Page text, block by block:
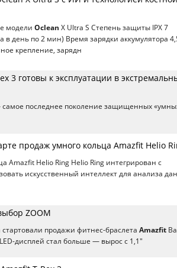
модели Oclean X Ultra S Степень защиты IPX 7
в день по 2 мин) Время зарядки аккумулятора
крепление, зарядн
готовы к эксплуатации в
самое последнее поколение защищенных
продаж умного кольца Amazfit Helio
Amazfit Helio Ring Helio Ring интегрирован с
искусственный интеллект для анализа
ZOOM
стартовали продажи фитнес-браслета Amazfit
дисплей стал больше — вырос с 1,1"